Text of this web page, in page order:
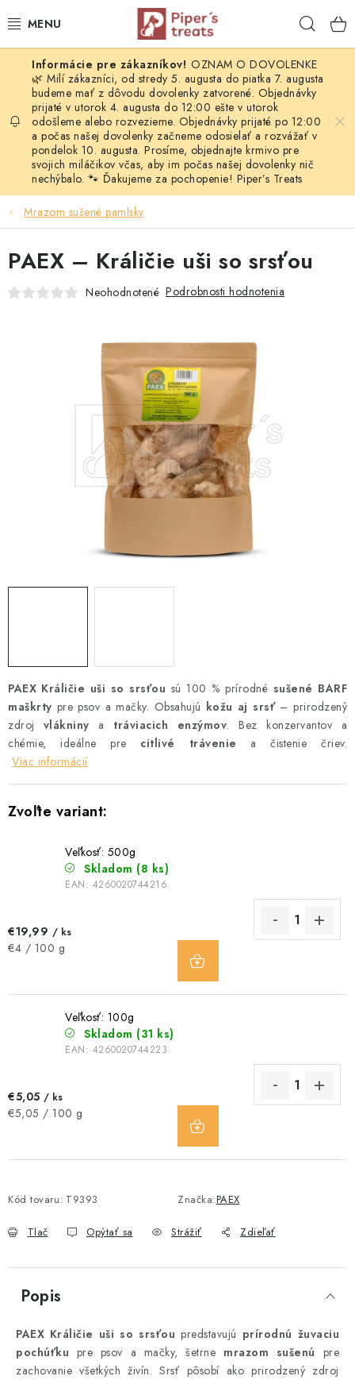
na
NAŠE SPRÁVY
PIPER'S NOVINKY
BARF PRE PSOV
BARF PRE MAČKY
MRAZOM SUŠENÉ PAMLSKY
SUŠENÉ KOMPLETNÉ MENU
Vernostný program a zľavy
Obchodné podmienky
Reklamačný poriadok
Ochrana osobných údajov
O nás – Piper’s Treats
Kontakt
BARF pre psov a mačky – FAQ
Odstúpiť od zmluvy tu
OZNAM O DOVOLENKE
🌿 Milí zákazníci, od stredy 5. augusta do piatka 7. augusta
budeme mať z dôvodu dovolenky zatvorené. Objednávky
prijaté v utorok 4. augusta do 12:00 ešte v utorok
odošleme alebo rozvezieme. Objednávky prijaté po 12:00
a počas našej dovolenky začneme odosielať a rozvážať v
pondelok 10. augusta. Prosíme, objednajte krmivo pre
svojich miláčikov včas, aby im počas našej dovolenky nič
nechýbalo. 🐾 Ďakujeme za pochopenie! Piper’s Treats
Mrazom sušené pamlsky
PAEX Králičie uši so srsťou sú 100 % prírodné sušené BARF
maškrty pre psov a mačky. Obsahujú kožu aj srsť– prirodzený
zdroj vlákniny a tráviacich enzýmov. Bez konzervantov a
chémie, ideálne pre citlivé trávenie a čistenie čriev.
Viac informácií
Veľkosť: 500g
Skladom (8 ks)
EAN: 4260020744216
€19,99 / ks
Jednotková
€4 / 100 g
Veľkosť: 100g
Skladom (31 ks)
EAN: 4260020744223
€5,05 / ks
Jednotková
€5,05 / 100 g
Kód tovaru: T9393 Značka:PAEX
Tlač Opýtať sa Strážiť Zdieľať
PAEX – Králičie uši so srsťou
Neohodnotené Podrobnosti hodnotenia
Popis
PAEX Králičie uši so srsťou predstavujú prírodnú žuvaciu
pochúťku pre psov a mačky, šetrne mrazom sušenú pre
zachovanie všetkých živín. Srsť pôsobí ako prirodzený zdroj